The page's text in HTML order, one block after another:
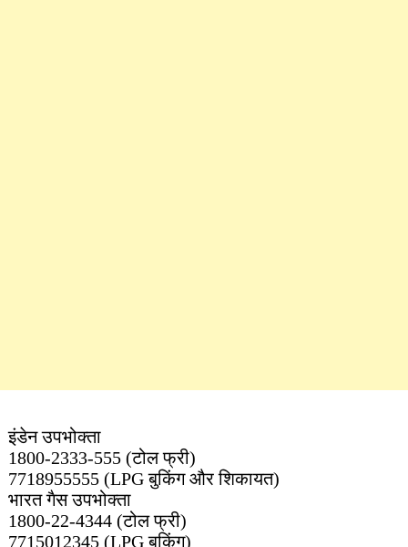
इंडेन उपभोक्ता
1800-2333-555 (टोल फ्री)
7718955555 (LPG बुकिंग और शिकायत)
भारत गैस उपभोक्ता
1800-22-4344 (टोल फ्री)
7715012345 (LPG बुकिंग)